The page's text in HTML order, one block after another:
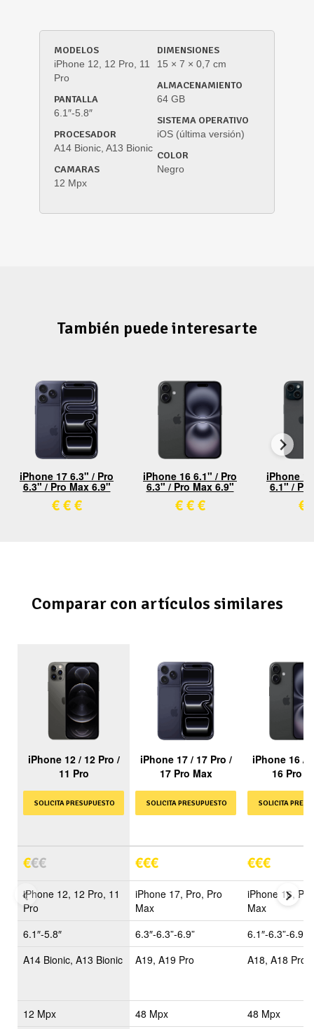
MODELOS
iPhone 12, 12 Pro, 11
Pro
PANTALLA
6.1″-5.8″
PROCESADOR
A14 Bionic, A13 Bionic
CAMARAS
12 Mpx
DIMENSIONES
15 × 7 × 0,7 cm
ALMACENAMIENTO
64 GB
SISTEMA OPERATIVO
iOS (última versión)
COLOR
Negro
También puede interesarte
iPhone 17 6.3" / Pro
6.3" / Pro Max 6.9"
€€€
iPhone 16 6.1" / Pro
6.3" / Pro Max 6.9"
€€€
iPhone
6.1" /
€
Comparar con artículos similares
iPhone 12 / 12 Pro /
11 Pro
SOLICITA PRESUPUESTO
iPhone 17 / 17 Pro /
17 Pro Max
SOLICITA PRESUPUESTO
iPhone 16 /
16 Pro
SOLICITA
Precio
€€€ €€€ €€€
Modelos
iPhone 12, 12 Pro, 11
Pro
iPhone 17, Pro, Pro
Max
iPhone 16,
Max
Pantalla
6.1″-5.8″ 6.3″-6.3”-6.9”
6.1″-6.3”-6.9”
Procesador
A14 Bionic, A13 Bionic A19, A19 Pro A18, A18 Pro
Camaras
12 Mpx 48 Mpx 48 Mpx